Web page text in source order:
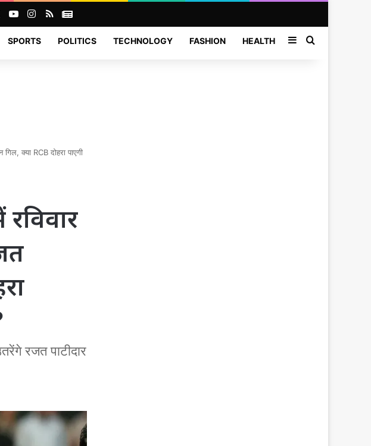
YouTubeInstagram
RSSNews
SPORTS POLITICS TECHNOLOGY FASHION HEALTH SidebarSearch for
क्या RCB दोहरा पाएगी
रजत पाटीदार